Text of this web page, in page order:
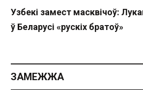
Узбекі замест масквічоў:
ў Беларусі «рускіх братоў»
ЗАМЕЖЖА